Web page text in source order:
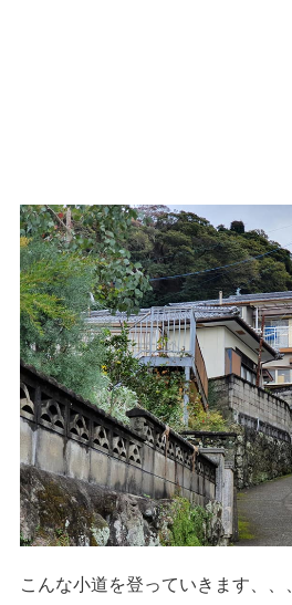
こんな小道を登っていきます、、、